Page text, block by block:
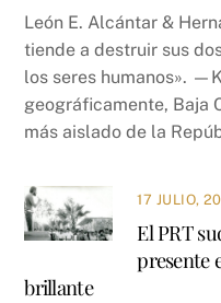
León E. Alcántar &
tiende a destruir sus
los seres humanos».
geográficamente, Baja
más aislado de la
17 JULIO,
El PRT
presente
brillante